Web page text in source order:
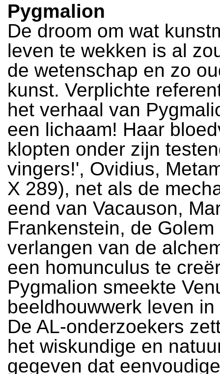
Pygmalion
De droom om wat
leven te wekken is al
de wetenschap en zo
kunst. Verplichte
het verhaal van
een lichaam! Haar
klopten onder zijn
vingers!', Ovidius,
X 289), net als de
eend van Vacauson,
Frankenstein, de Golem
verlangen van de
een homunculus te
Pygmalion smeekte
beeldhouwwerk leven
De AL-onderzoekers
het wiskundige en
gegeven dat